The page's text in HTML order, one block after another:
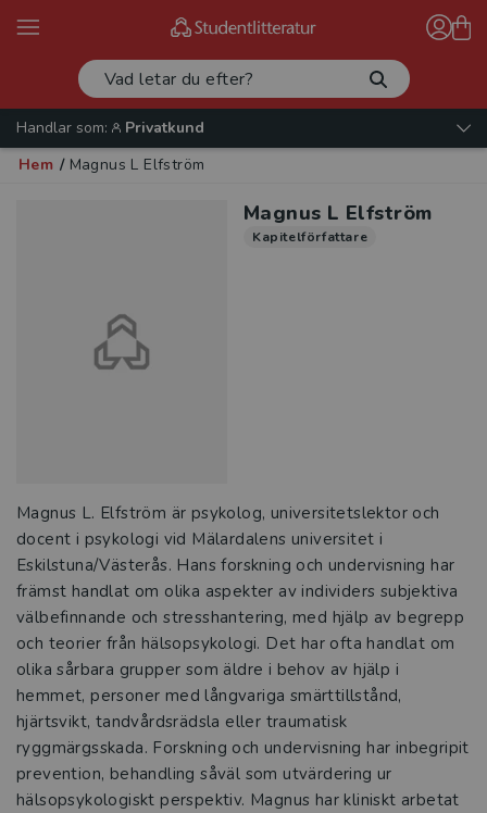
Handlar som:
Privatkund
Hem / Magnus L Elfström
Magnus L Elfström
Kapitelförfattare
Magnus L. Elfström är psykolog, universitetslektor och
docent i psykologi vid Mälardalens universitet i
Eskilstuna/Västerås. Hans forskning och undervisning har
främst handlat om olika aspekter av individers subjektiva
välbefinnande och stresshantering, med hjälp av begrepp
och teorier från hälsopsykologi. Det har ofta handlat om
olika sårbara grupper som äldre i behov av hjälp i
hemmet, personer med långvariga smärttillstånd,
hjärtsvikt, tandvårdsrädsla eller traumatisk
ryggmärgsskada. Forskning och undervisning har inbegripit
prevention, behandling såväl som utvärdering ur
hälsopsykologiskt perspektiv. Magnus har kliniskt arbetat